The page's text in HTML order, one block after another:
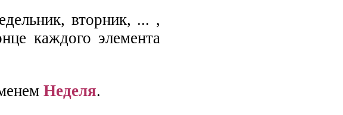
вторник, ... ,
каждого элемента
Неделя.